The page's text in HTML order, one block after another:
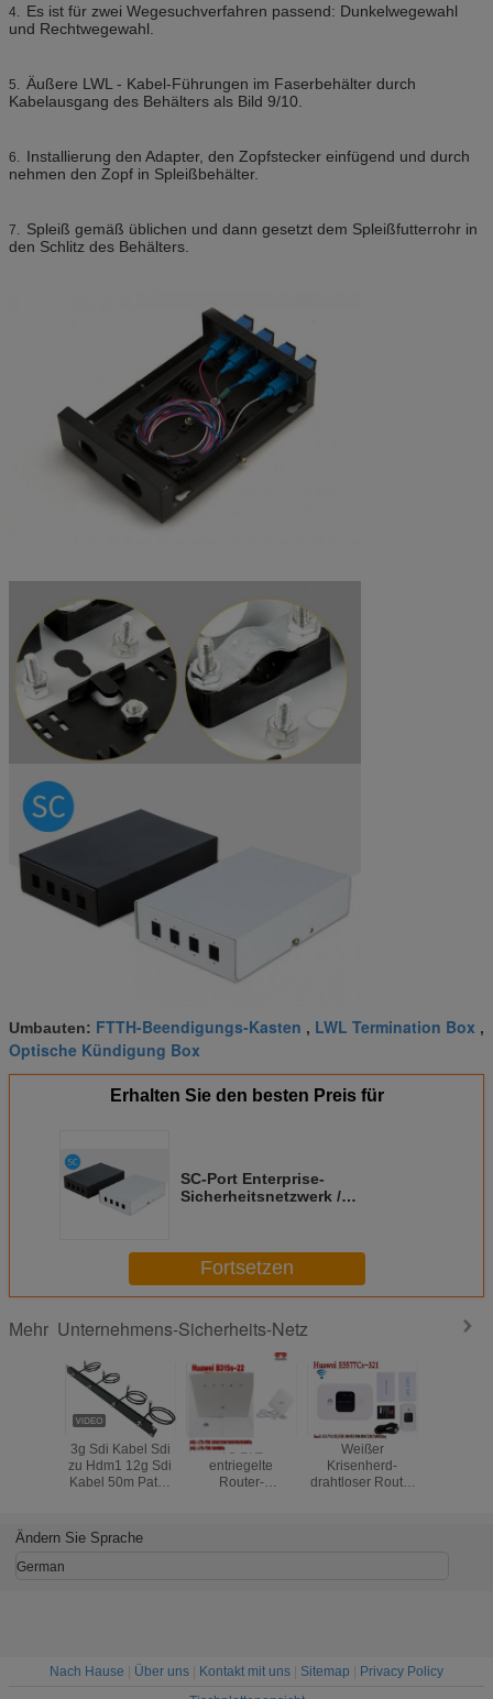
4. Es ist für zwei Wegesuchverfahren passend: Dunkelwegewahl
und Rechtwegewahl.
5. Äußere LWL - Kabel-Führungen im Faserbehälter durch
Kabelausgang des Behälters als Bild 9/10.
6. Installierung den Adapter, den Zopfstecker einfügend und durch
nehmen den Zopf in Spleißbehälter.
7. Spleiß gemäß üblichen und dann gesetzt dem Spleißfutterrohr in
den Schlitz des Behälters.
Umbauten: FTTH-Beendigungs-Kasten , LWL Termination Box ,
Optische Kündigung Box
Erhalten Sie den besten Preis für
SC-Port Enterprise-
Sicherheitsnetzwerk /
Fortsetzen
Mehr Unternehmens-Sicherheits-Netz
3g Sdi Kabel Sdi
zu Hdm1 12g Sdi
Kabel 50m Patch
Mikrokonverter
SDI Koaxialkabel
4G LTE
entriegelte
Router-
Weißer
Krisenherd-
drahtloser Router
Ändern Sie Sprache
German
Nach Hause Über uns Kontakt mit uns Sitemap
Privacy Policy